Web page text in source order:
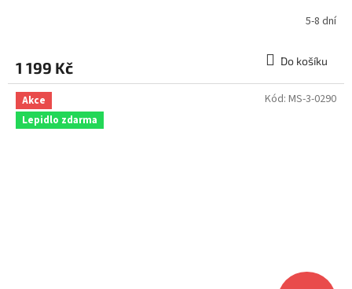
5-8 dní
1 199 Kč Do košíku
Akce
Lepidlo zdarma
Kód: MS-3-0290